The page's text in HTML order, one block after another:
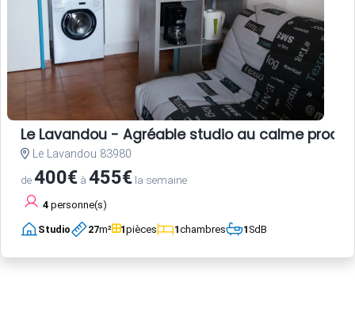
Le Lavandou - Agréable studio au calme
Le Lavandou 83980
de400€ à 455€ la semaine
4 personne(s)
Studio 27m² 1pièces 1chambres 1SdB